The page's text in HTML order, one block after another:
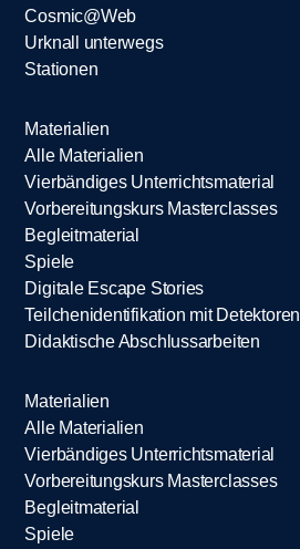
Cosmic@Web
Urknall unterwegs
Stationen
Materialien
Alle Materialien
Vierbändiges Unterrichtsmaterial
Vorbereitungskurs Masterclasses
Begleitmaterial
Spiele
Digitale Escape Stories
Teilchenidentifikation mit Detektoren
Didaktische Abschlussarbeiten
Materialien
Alle Materialien
Vierbändiges Unterrichtsmaterial
Vorbereitungskurs Masterclasses
Begleitmaterial
Spiele